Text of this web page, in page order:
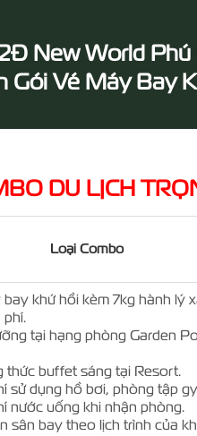
New World Phú
Gói Vé Máy Bay
DU LỊCH
Loại Combo
khứ hồi kèm 7kg hành lý
phí.
tại hạng phòng Garden
thức buffet sáng tại Resort.
sử dụng hồ bơi, phòng tập
nước uống khi nhận phòng.
sân bay theo lịch trình của